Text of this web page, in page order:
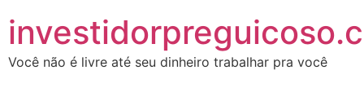
Você não é livre até seu dinheiro trabalhar pra você